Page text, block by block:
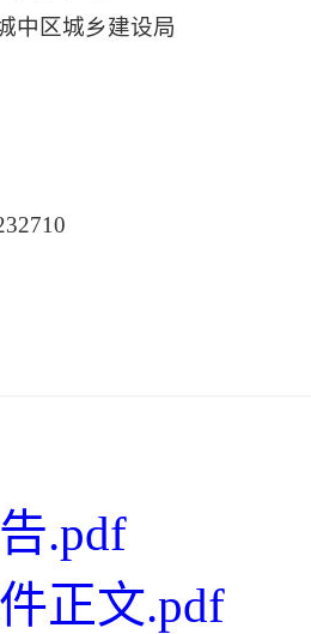
中区城乡建设局
.pdf
正文.pdf